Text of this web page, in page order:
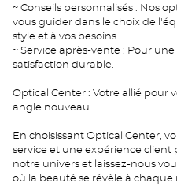
~ Conseils personnalisés : Nos
vous guider dans le choix de
style et à vos besoins.
~ Service après-vente : Pour
satisfaction durable.
Optical Center : Votre allié pour
angle nouveau
En choisissant Optical Center,
service et une expérience client
notre univers et laissez-nous
où la beauté se révèle à